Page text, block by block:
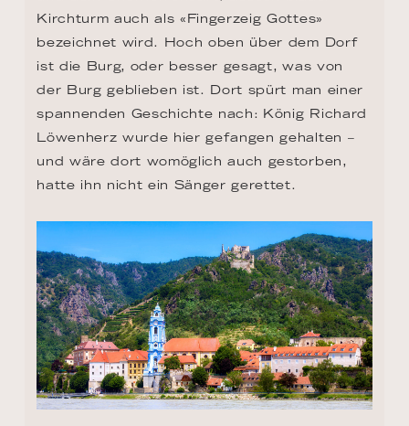
Kirchturm auch als «Fingerzeig Gottes»
bezeichnet wird. Hoch oben über dem Dorf
ist die Burg, oder besser gesagt, was von
der Burg geblieben ist. Dort spürt man einer
spannenden Geschichte nach: König Richard
Löwenherz wurde hier gefangen gehalten –
und wäre dort womöglich auch gestorben,
hatte ihn nicht ein Sänger gerettet.